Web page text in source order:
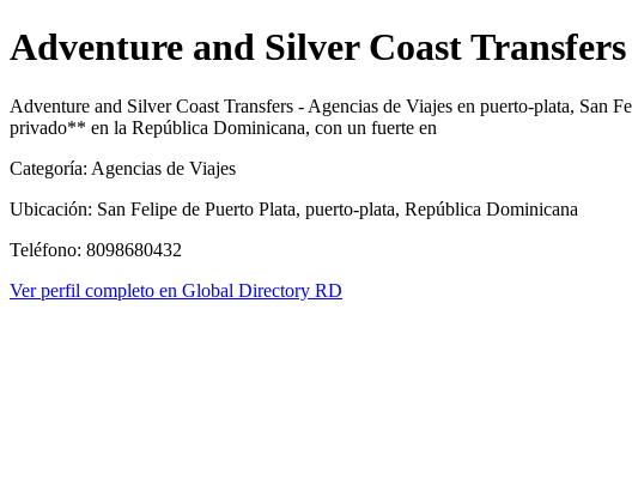
Adventure and Silver Coast Transfers
Adventure and Silver Coast Transfers - Agencias de Viajes en puerto-plata,
privado** en la República Dominicana, con un fuerte en
Categoría: Agencias de Viajes
Ubicación: San Felipe de Puerto Plata, puerto-plata, República Dominicana
Teléfono: 8098680432
Ver perfil completo en Global Directory RD